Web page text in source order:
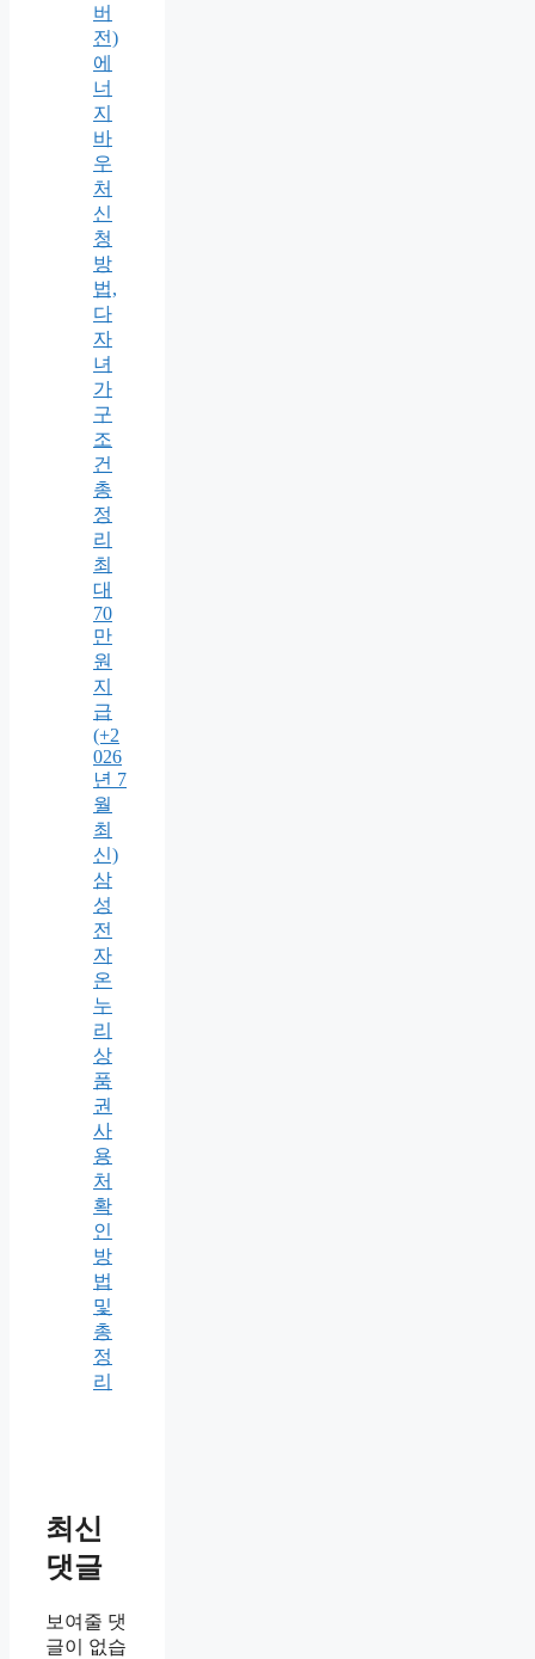
버
전)
에
너
지
바
우
처
신
청
방
법,
다
자
녀
가
구
조
건
총
정
리
최
대
70
만
원
지
급
(+2
026
년 7
월
최
신)
삼
성
전
자
온
누
리
상
품
권
사
용
처
확
인
방
법
및
총
정
리
최신
댓글
보여줄 댓
글이 없습